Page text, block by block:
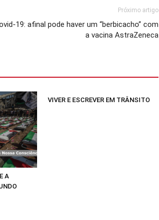
Próximo artigo
19: afinal pode haver um “berbicacho” com
a vacina AstraZeneca
A
VIVER E ESCREVER EM TRÂNSITO